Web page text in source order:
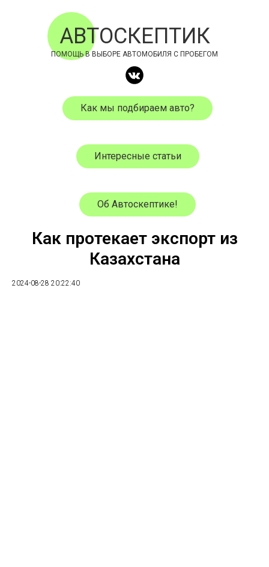
АВТОСКЕПТИК
ПОМОЩЬ В ВЫБОРЕ АВТОМОБИЛЯ С ПРОБЕГОМ
Как мы подбираем авто?
Интересные статьи
Об Автоскептике!
Как протекает экспорт из
Казахстана
2024-08-28 20:22:40